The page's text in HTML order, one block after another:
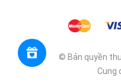
© Bản quyền
Cung